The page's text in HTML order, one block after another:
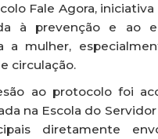
Fale Agora,
à prevenção e ao
a mulher,
circulação.
ao protocolo foi
na Escola do
diretamente